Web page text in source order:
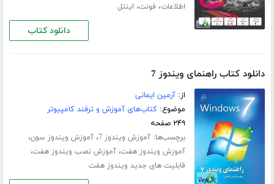
اطلاعات، فونت، اینتل
دانلود کتاب
دانلود کتاب راهنمای ویندوز 7
از:آرمین ایمانی
موضوع:کتاب‌های آموزش و ترفند کامپیوتر
۲۴۹ صفحه
برچسب‌ها:آموزش ویندوز 7 ،آموزش ویندوز سون،
آموزش ویندوز هفت،آموزش نصب ویندوز هفت،
قابلیت های جدید ویندوز هفت